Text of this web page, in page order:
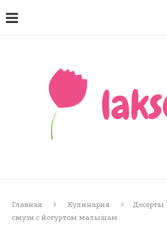
Главная Кулинария Десерты
смузи с йогуртом малышам